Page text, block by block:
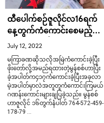
ထီပေါက်စဉ်ဇူလိုင်လ16ရက်
နေ့တွက်ကံကောင်းစေမည့်
ဂဏန်းကောင်းပေးလာတဲ့
ကျေးလက်အဆိုတော်မွန်စစ်
July 12, 2022
မကြာခဏဆိုသလိုအမြဲကံကောင်းခဲ့ပြီး
ဖိုးတော်လို့အမည်ရထားတဲ့မွန်စစ်ဟာပြီး
ခဲ့အပါတ်က၄၁၇ကံကောင်းခဲ့ပြီးအခုလာ
မဲ့အပါတ်မှာလဲအတူတူကံကောင်းကြမယ်
ဂဏန်းကောင်းများချပြခဲ့သည်။ မွန်စစ်
ဟာဇူလိုင် ၁၆တွက်နံပါတ် 764-572-459-
178-79 …